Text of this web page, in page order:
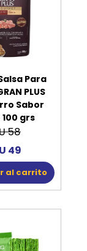
Para
PLUS
Sabor
100 grs
58
49
al carrito